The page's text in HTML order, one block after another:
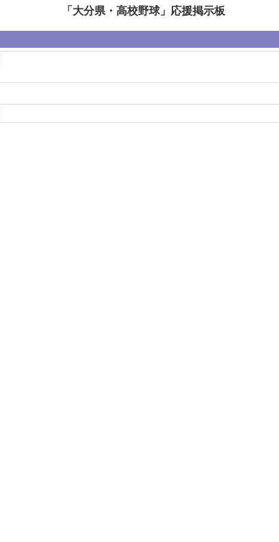
「大分県・高校野球」応援掲示板